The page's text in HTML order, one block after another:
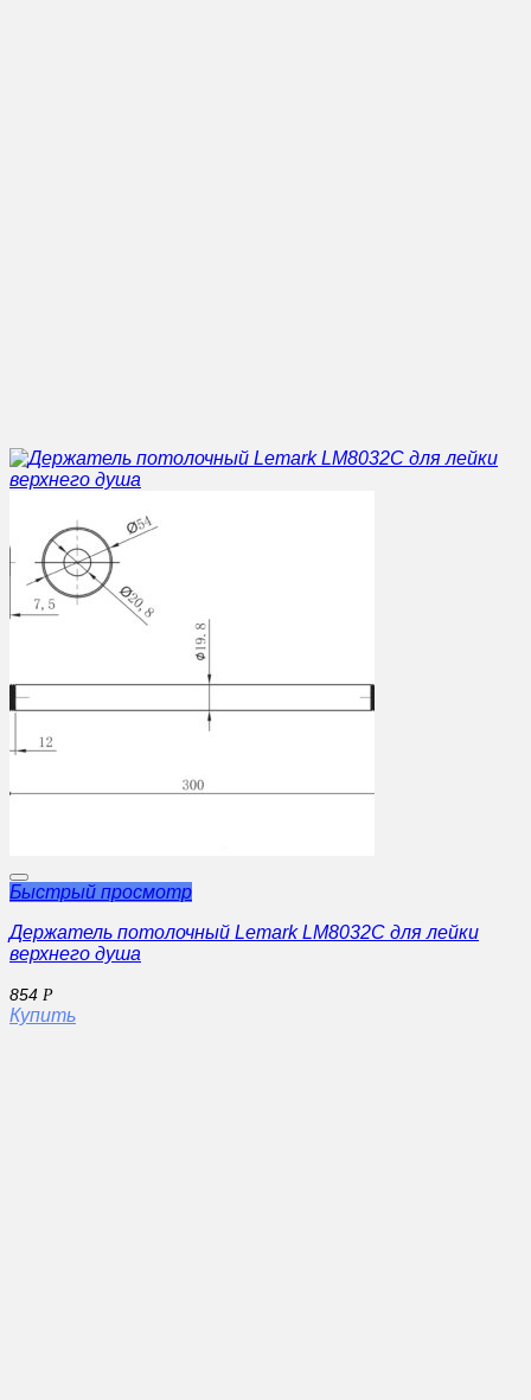
Быстрый просмотр
Держатель потолочный Lemark LM8032C для лейки
верхнего душа
854 Р
Купить